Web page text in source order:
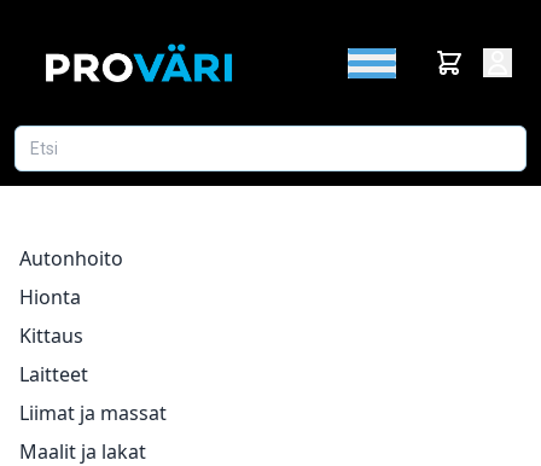
Autonhoito
Hionta
Kittaus
Laitteet
Liimat ja massat
Maalit ja lakat